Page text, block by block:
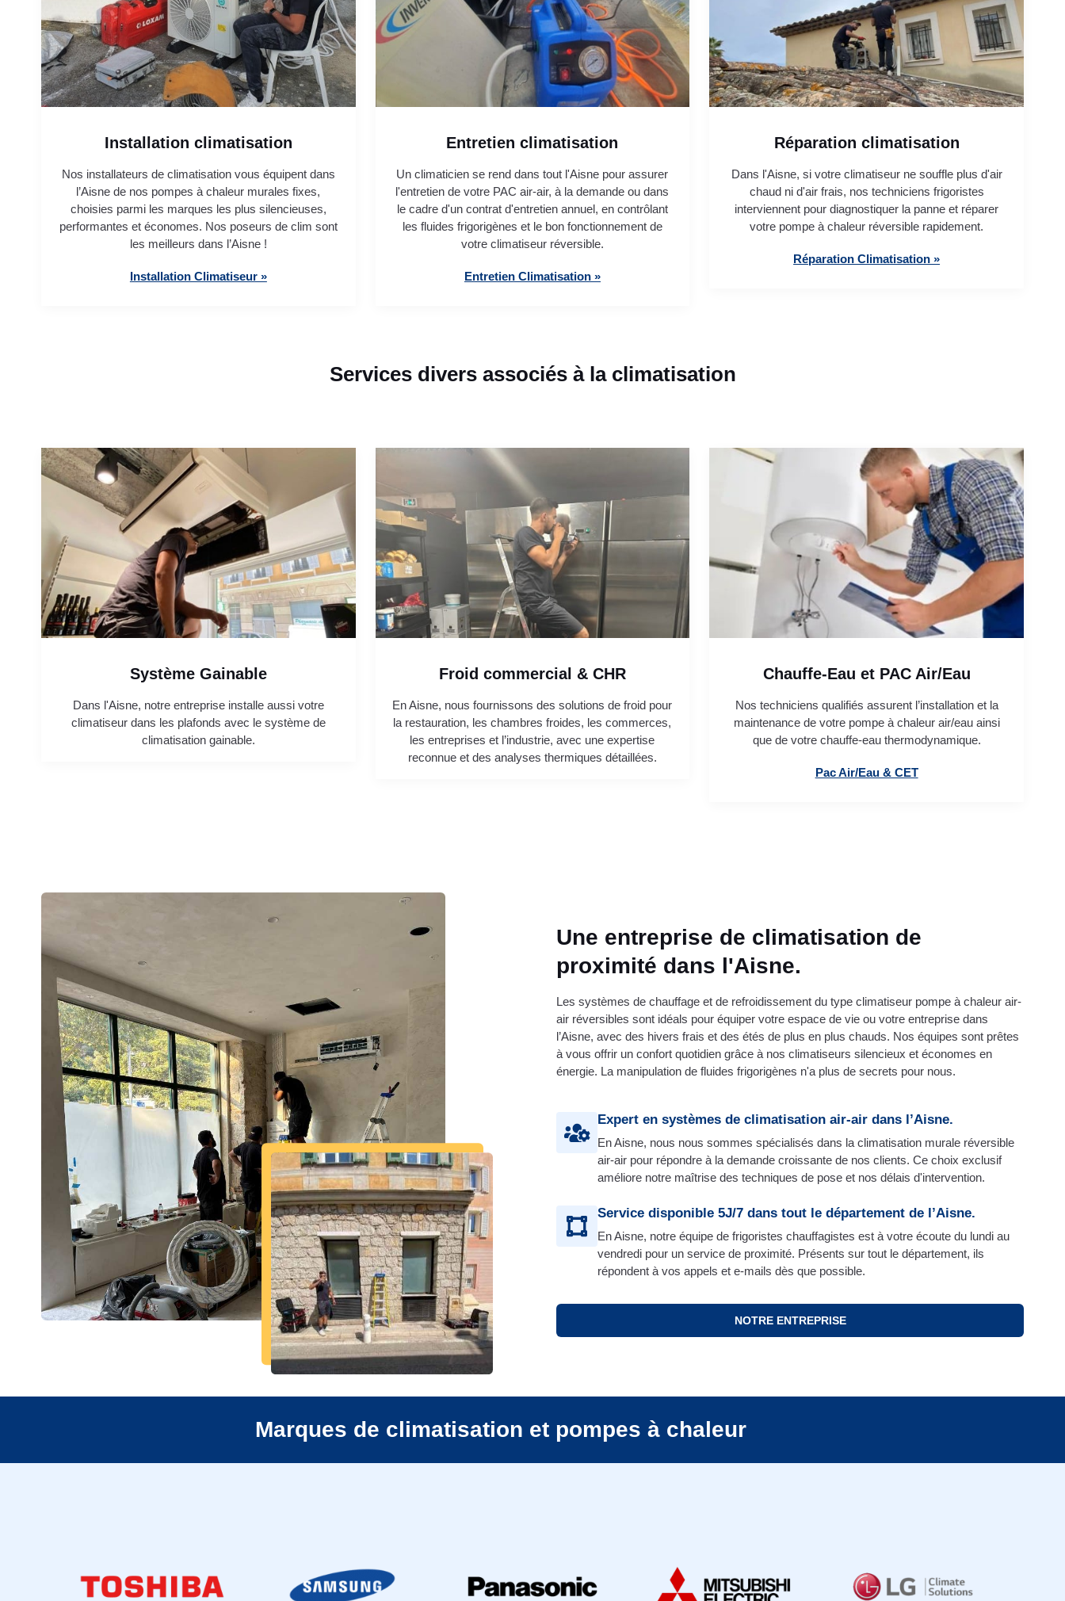
Installation climatisation
Nos installateurs de climatisation vous équipent dans
l’Aisne de nos pompes à chaleur murales fixes,
choisies parmi les marques les plus silencieuses,
performantes et économes. Nos poseurs de clim sont
les meilleurs dans l’Aisne !
Installation Climatiseur »
Entretien climatisation
Un climaticien se rend dans tout l'Aisne pour assurer
l'entretien de votre PAC air-air, à la demande ou dans
le cadre d'un contrat d'entretien annuel, en contrôlant
les fluides frigorigènes et le bon fonctionnement de
votre climatiseur réversible.
Entretien Climatisation »
Réparation climatisation
Dans l'Aisne, si votre climatiseur ne souffle plus d'air
chaud ni d'air frais, nos techniciens frigoristes
interviennent pour diagnostiquer la panne et réparer
votre pompe à chaleur réversible rapidement.
Réparation Climatisation »
Services divers associés à la climatisation
Système Gainable
Dans l'Aisne, notre entreprise installe aussi votre
climatiseur dans les plafonds avec le système de
climatisation gainable.
Froid commercial & CHR
En Aisne, nous fournissons des solutions de froid pour
la restauration, les chambres froides, les commerces,
les entreprises et l’industrie, avec une expertise
reconnue et des analyses thermiques détaillées.
Chauffe-Eau et PAC Air/Eau
Nos techniciens qualifiés assurent l’installation et la
maintenance de votre pompe à chaleur air/eau ainsi
que de votre chauffe-eau thermodynamique.
Pac Air/Eau & CET
Une entreprise de climatisation de
proximité dans l'Aisne.
Les systèmes de chauffage et de refroidissement du type climatiseur pompe à chaleur air-
air réversibles sont idéals pour équiper votre espace de vie ou votre entreprise dans
l’Aisne, avec des hivers frais et des étés de plus en plus chauds. Nos équipes sont prêtes
à vous offrir un confort quotidien grâce à nos climatiseurs silencieux et économes en
énergie. La manipulation de fluides frigorigènes n'a plus de secrets pour nous.
Expert en systèmes de climatisation air-air dans l’Aisne.
En Aisne, nous nous sommes spécialisés dans la climatisation murale réversible
air-air pour répondre à la demande croissante de nos clients. Ce choix exclusif
améliore notre maîtrise des techniques de pose et nos délais d'intervention.
Service disponible 5J/7 dans tout le département de l’Aisne.
En Aisne, notre équipe de frigoristes chauffagistes est à votre écoute du lundi au
vendredi pour un service de proximité. Présents sur tout le département, ils
répondent à vos appels et e-mails dès que possible.
NOTRE ENTREPRISE
Marques de climatisation et pompes à chaleur